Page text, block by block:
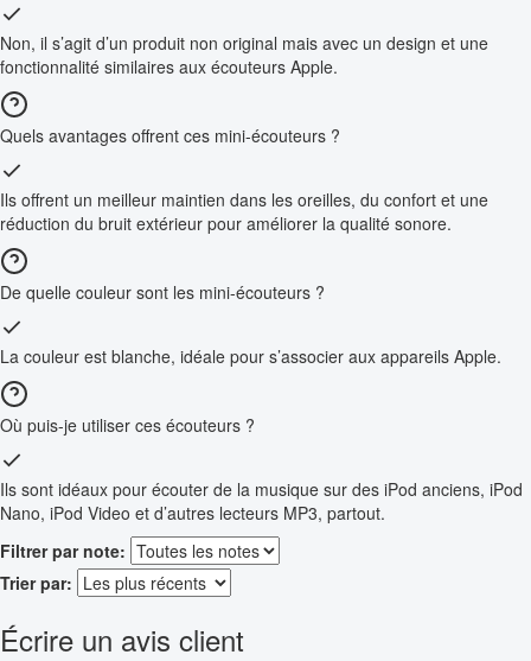
Non, il s’agit d’un produit non original mais avec un design et une
fonctionnalité similaires aux écouteurs Apple.
Quels avantages offrent ces mini-écouteurs ?
Ils offrent un meilleur maintien dans les oreilles, du confort et une
réduction du bruit extérieur pour améliorer la qualité sonore.
De quelle couleur sont les mini-écouteurs ?
La couleur est blanche, idéale pour s’associer aux appareils Apple.
Où puis-je utiliser ces écouteurs ?
Ils sont idéaux pour écouter de la musique sur des iPod anciens, iPod
Nano, iPod Video et d’autres lecteurs MP3, partout.
Filtrer par note:
Trier par:
Écrire un avis client